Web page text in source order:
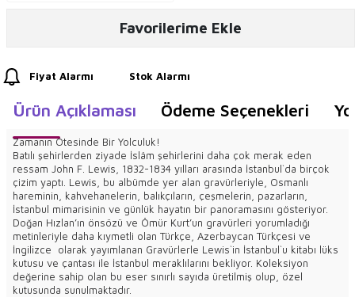
Favorilerime Ekle
Fiyat Alarmı Stok Alarmı
Ürün Açıklaması Ödeme Seçenekleri
Zamanın Ötesinde Bir Yolculuk!
Batılı şehirlerden ziyade İslâm şehirlerini daha çok merak eden
ressam John F. Lewis, 1832-1834 yılları arasında İstanbul`da birçok
çizim yaptı. Lewis, bu albümde yer alan gravürleriyle, Osmanlı
hareminin, kahvehanelerin, balıkçıların, çeşmelerin, pazarların,
İstanbul mimarisinin ve günlük hayatın bir panoramasını gösteriyor.
Doğan Hızlan’ın önsözü ve Ömür Kurt’un gravürleri yorumladığı
metinleriyle daha kıymetli olan Türkçe, Azerbaycan Türkçesi ve
İngilizce olarak yayımlanan Gravürlerle Lewis`in İstanbul`u kitabı lüks
kutusu ve çantası ile İstanbul meraklılarını bekliyor. Koleksiyon
değerine sahip olan bu eser sınırlı sayıda üretilmiş olup, özel
kutusunda sunulmaktadır.